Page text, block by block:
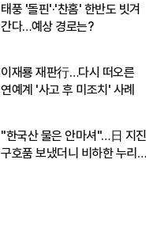
태풍 '돌핀'·'찬홈' 한반도 빗겨
간다…예상 경로는?
이재룡 재판行…다시 떠오른
연예계 '사고 후 미조치' 사례
"한국산 물은 안마셔"…日 지진
구호품 보냈더니 비하한 누리